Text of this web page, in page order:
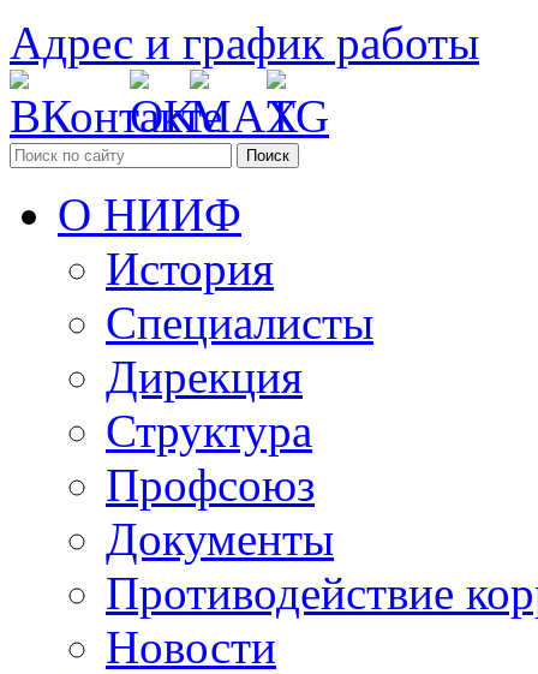
Адрес и график работы
Поиск
О НИИФ
История
Специалисты
Дирекция
Структура
Профсоюз
Документы
Противодействие
Новости